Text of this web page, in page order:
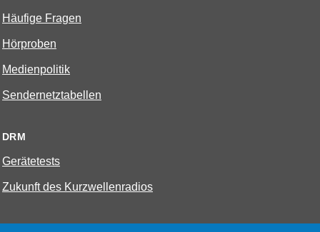
Häufige Fragen
Hörproben
Medienpolitik
Sendernetztabellen
DRM
Gerätetests
Zukunft des Kurzwellenradios